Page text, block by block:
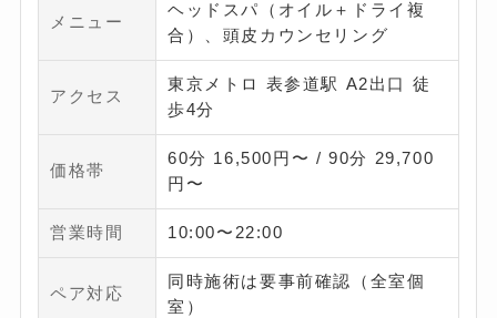
メニュー
ヘッドスパ（オイル＋ドライ複
合）、頭皮カウンセリング
アクセス
東京メトロ 表参道駅 A2出口 徒
歩4分
価格帯
60分 16,500円〜 / 90分 29,700
円〜
営業時間 10:00〜22:00
ペア対応
同時施術は要事前確認（全室個
室）